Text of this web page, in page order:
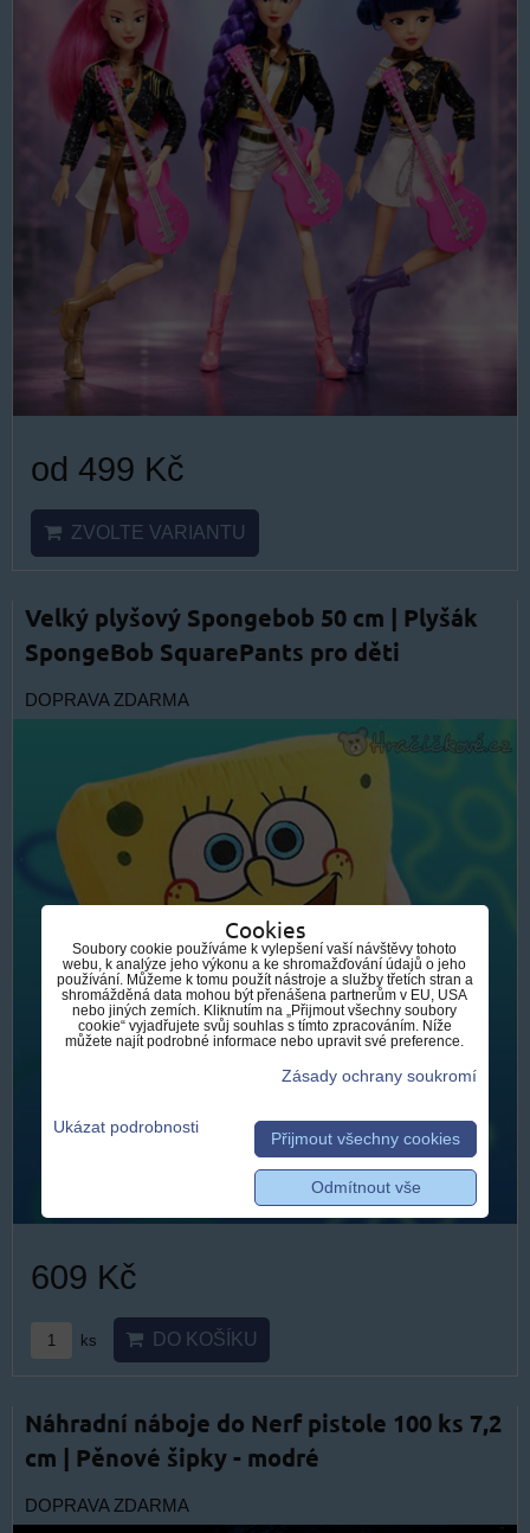
od 499 Kč
ZVOLTE VARIANTU
Velký plyšový Spongebob 50 cm | Plyšák
SpongeBob SquarePants pro děti
DOPRAVA ZDARMA
609 Kč
ks DO KOŠÍKU
Náhradní náboje do Nerf pistole 100 ks 7,2
cm | Pěnové šipky - modré
DOPRAVA ZDARMA
Cookies
Soubory cookie používáme k vylepšení vaší návštěvy tohoto
webu, k analýze jeho výkonu a ke shromažďování údajů o jeho
používání. Můžeme k tomu použít nástroje a služby třetích stran a
shromážděná data mohou být přenášena partnerům v EU, USA
nebo jiných zemích. Kliknutím na „Přijmout všechny soubory
cookie“ vyjadřujete svůj souhlas s tímto zpracováním. Níže
můžete najít podrobné informace nebo upravit své preference.
Zásady ochrany soukromí
Ukázat podrobnosti
Přijmout všechny cookies
Odmítnout vše